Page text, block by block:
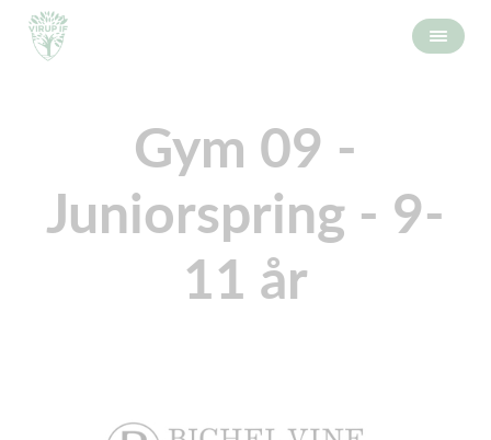
Gym 09 -
Juniorspring - 9-
11 år